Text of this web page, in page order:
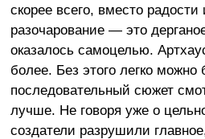
скорее всего, вместо радости
разочарование — это
оказалось самоцелью.
более. Без этого легко
последовательный сюжет
лучше. Не говоря уже о
создатели разрушили